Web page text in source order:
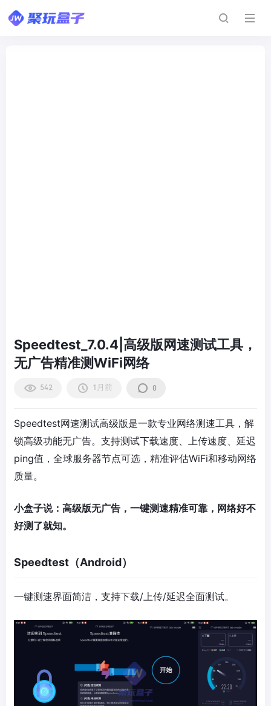
Speedtest_7.0.4|高级版网速测试工具，
无广告精准测WiFi网络
542 1月前 0
Speedtest网速测试高级版是一款专业网络测速工具，解
锁高级功能无广告。支持测试下载速度、上传速度、延迟
ping值，全球服务器节点可选，精准评估WiFi和移动网络
质量。
小盒子说：高级版无广告，一键测速精准可靠，网络好不
好测了就知。
Speedtest（Android）
一键测速界面简洁，支持下载/上传/延迟全面测试。